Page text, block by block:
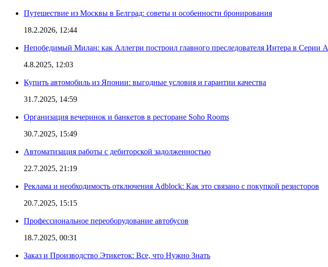
Путешествие из Москвы в Белград: советы и особенности бронирования
18.2.2026, 12:44
Непобедимый Милан: как Аллегри построил главного преследователя Интера в Серии А
4.8.2025, 12:03
Купить автомобиль из Японии: выгодные условия и гарантии качества
31.7.2025, 14:59
Организация вечеринок и банкетов в ресторане Soho Rooms
30.7.2025, 15:49
Автоматизация работы с дебиторской задолженностью
22.7.2025, 21:19
Реклама и необходимость отключения Adblock: Как это связано с покупкой резисторов
20.7.2025, 15:15
Профессиональное переоборудование автобусов
18.7.2025, 00:31
Заказ и Производство Этикеток: Все, что Нужно Знать